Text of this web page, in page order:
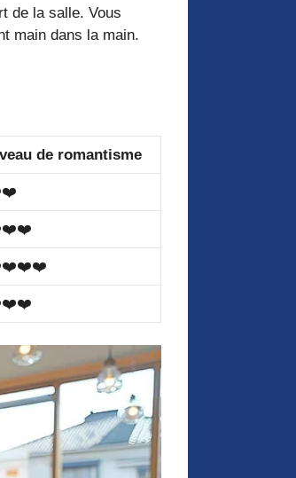
de la salle. Vous
main dans la main.
de romantisme